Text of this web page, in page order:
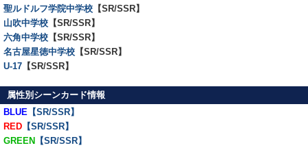
聖ルドルフ学院中学校 【SR/SSR】
山吹中学校 【SR/SSR】
六角中学校 【SR/SSR】
名古屋星徳中学校 【SR/SSR】
U-17 【SR/SSR】
属性別シーンカード情報
BLUE 【SR/SSR】
RED 【SR/SSR】
GREEN 【SR/SSR】